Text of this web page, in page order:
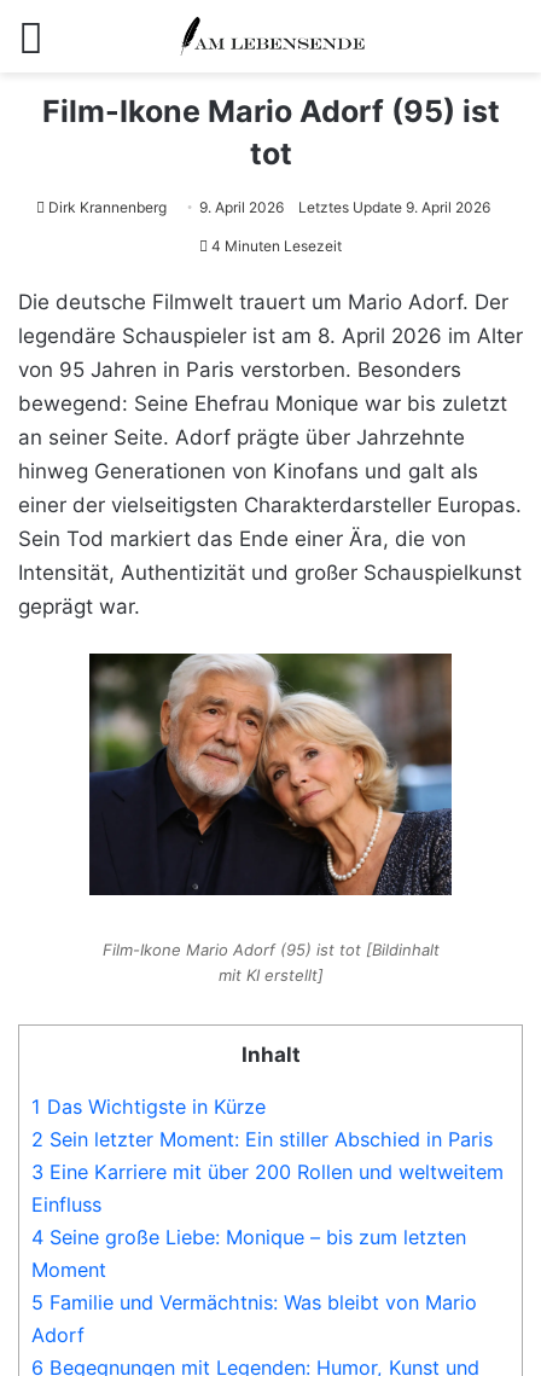
Film-Ikone Mario Adorf (95) ist
tot
Dirk Krannenberg 9. April 2026 Letztes Update 9. April 2026
4 Minuten Lesezeit
Die deutsche Filmwelt trauert um Mario Adorf. Der
legendäre Schauspieler ist am 8. April 2026 im Alter
von 95 Jahren in Paris verstorben. Besonders
bewegend: Seine Ehefrau Monique war bis zuletzt
an seiner Seite. Adorf prägte über Jahrzehnte
hinweg Generationen von Kinofans und galt als
einer der vielseitigsten Charakterdarsteller Europas.
Sein Tod markiert das Ende einer Ära, die von
Intensität, Authentizität und großer Schauspielkunst
geprägt war.
Film-Ikone Mario Adorf (95) ist tot [Bildinhalt
mit KI erstellt]
Inhalt
1 Das Wichtigste in Kürze
2 Sein letzter Moment: Ein stiller Abschied in Paris
3 Eine Karriere mit über 200 Rollen und weltweitem
Einfluss
4 Seine große Liebe: Monique – bis zum letzten
Moment
5 Familie und Vermächtnis: Was bleibt von Mario
Adorf
6 Begegnungen mit Legenden: Humor, Kunst und